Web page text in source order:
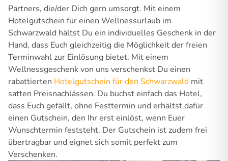
Partners, die/der Dich gern umsorgt. Mit einem
Hotelgutschein für einen Wellnessurlaub im
Schwarzwald hältst Du ein individuelles Geschenk in der
Hand, dass Euch gleichzeitig die Möglichkeit der freien
Terminwahl zur Einlösung bietet. Mit einem
Wellnessgeschenk von uns verschenkst Du einen
rabattierten Hotelgutschein für den Schwarzwald mit
satten Preisnachlässen. Du buchst einfach das Hotel,
dass Euch gefällt, ohne Festtermin und erhältst dafür
einen Gutschein, den Ihr erst einlöst, wenn Euer
Wunschtermin feststeht. Der Gutschein ist zudem frei
übertragbar und eignet sich somit perfekt zum
Verschenken.